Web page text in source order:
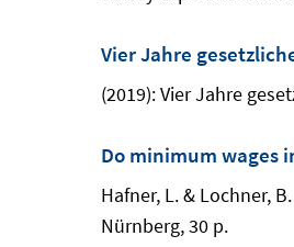
Vier Jahre
(2019): Vier Jahre
Do minimum wages
Hafner, L. & Lochner,
Nürnberg, 30 p.